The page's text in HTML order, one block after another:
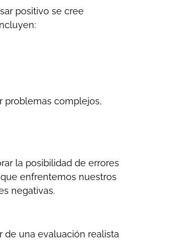
positivo se cree
problemas complejos,
la posibilidad de errores
enfrentemos nuestros
negativas.
de una evaluación realista